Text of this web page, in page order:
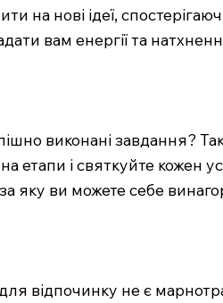
на нові ідеї,
вам енергії та
виконані завдання?
етапи і святкуйте кожен
яку ви можете себе
відпочинку не є